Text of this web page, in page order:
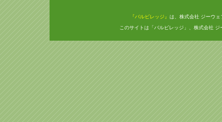
『バルビレッジ』 は、株式会社 ジーウ
このサイトは「バルビレッジ」、株式会社